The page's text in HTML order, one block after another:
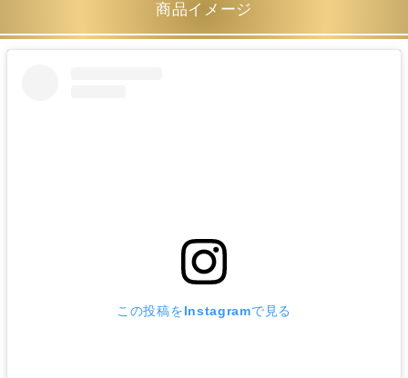
商品イメージ
この投稿をInstagramで見る